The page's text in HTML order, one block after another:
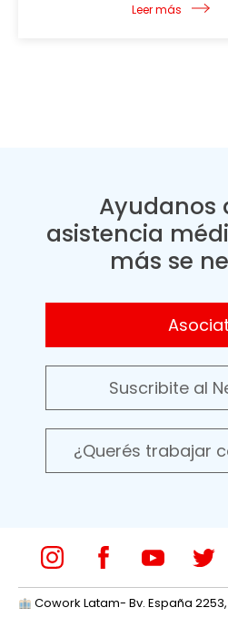
Leer más
Ayudanos
asistencia
más se
Suscribite al
¿Querés trabajar
Cowork Latam- Bv. España